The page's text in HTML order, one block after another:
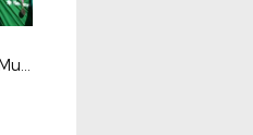
La finale de la Coupe de Paris Crédit Mutuel IDF Inter-Dom en images